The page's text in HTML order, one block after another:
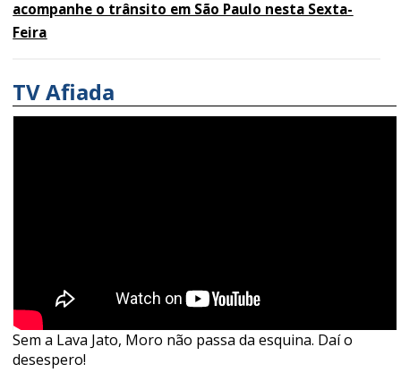
acompanhe o trânsito em São Paulo nesta Sexta-
Feira
TV Afiada
Sem a Lava Jato, Moro não passa da esquina. Daí o
desespero!